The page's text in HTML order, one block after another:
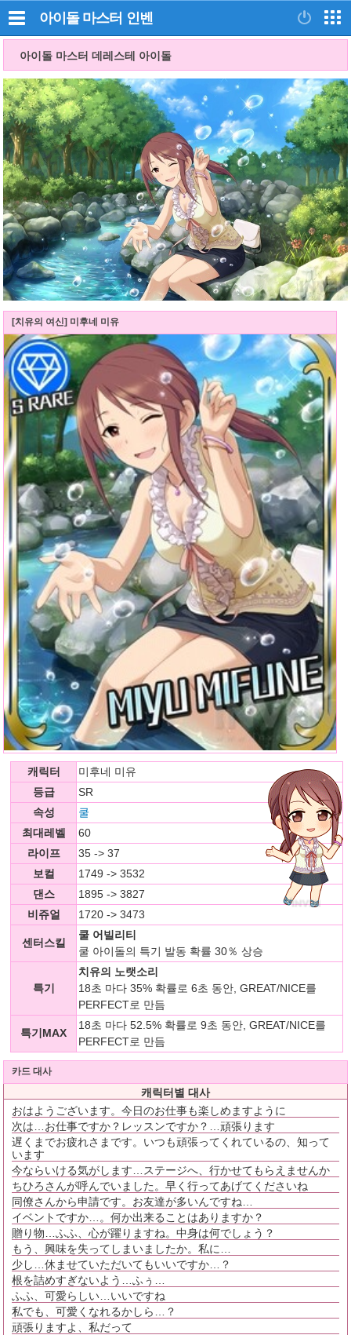
아이돌 마스터 인벤
아이돌 마스터 데레스테 아이돌
[치유의 여신] 미후네 미유
캐릭터
미후네 미유
등급
SR
속성
쿨
최대레벨
60
라이프
35 -> 37
보컬
1749 -> 3532
댄스
1895 -> 3827
비쥬얼
1720 -> 3473
센터스킬
쿨 어빌리티
쿨 아이돌의 특기 발동 확률 30％ 상승
특기
치유의 노랫소리
18초 마다 35% 확률로 6초 동안, GREAT/NICE를
PERFECT로 만듬
특기MAX
18초 마다 52.5% 확률로 9초 동안, GREAT/NICE를
PERFECT로 만듬
카드 대사
캐릭터별 대사
おはようございます。今日のお仕事も楽しめますように
次は…お仕事ですか？レッスンですか？…頑張ります
遅くまでお疲れさまです。いつも頑張ってくれているの、知って
います
今ならいける気がします…ステージへ、行かせてもらえませんか
ちひろさんが呼んでいました。早く行ってあげてくださいね
同僚さんから申請です。お友達が多いんですね…
イベントですか…。何か出来ることはありますか？
贈り物…ふふ、心が躍りますね。中身は何でしょう？
もう、興味を失ってしまいましたか。私に…
少し…休ませていただいてもいいですか…？
根を詰めすぎないよう…ふぅ…
ふふ、可愛らしい…いいですね
私でも、可愛くなれるかしら…？
頑張りますよ、私だって